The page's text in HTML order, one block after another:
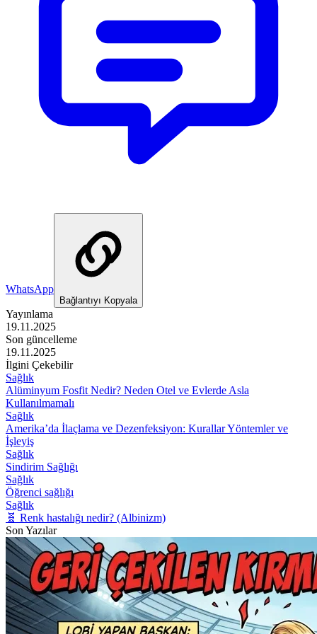
WhatsApp
Bağlantıyı Kopyala
Yayınlama
19.11.2025
Son güncelleme
19.11.2025
İlgini Çekebilir
Sağlık
Alüminyum Fosfit Nedir? Neden Otel ve Evlerde Asla
Kullanılmamalı
Sağlık
Amerika’da İlaçlama ve Dezenfeksiyon: Kurallar Yöntemler ve
İşleyiş
Sağlık
Sindirim Sağlığı
Sağlık
Öğrenci sağlığı
Sağlık
🧬 Renk hastalığı nedir? (Albinizm)
Son Yazılar